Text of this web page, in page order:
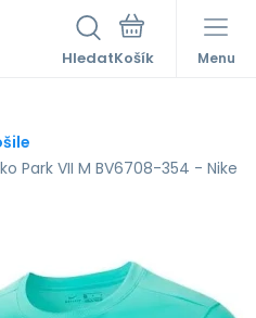
Hledat Menu
Park VII M BV6708-354 - Nike